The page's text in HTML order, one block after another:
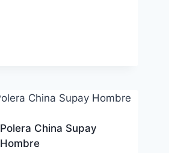
Polera China Supay
Hombre